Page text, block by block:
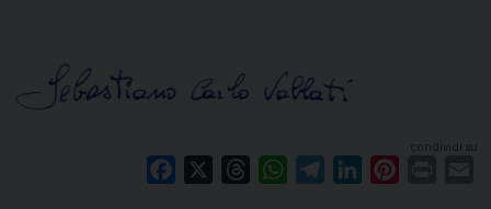
condividi su
Facebook ThreadsWhatsAppTelegramLinkedIn